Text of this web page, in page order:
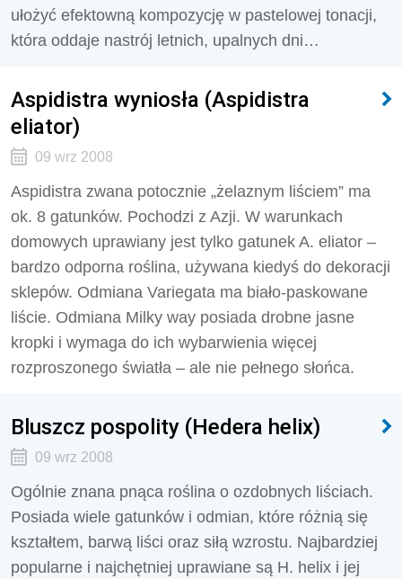
ułożyć efektowną kompozycję w pastelowej tonacji,
która oddaje nastrój letnich, upalnych dni…
Aspidistra wyniosła (Aspidistra
eliator)
09 wrz 2008
Aspidistra zwana potocznie „żelaznym liściem” ma
ok. 8 gatunków. Pochodzi z Azji. W warunkach
domowych uprawiany jest tylko gatunek A. eliator –
bardzo odporna roślina, używana kiedyś do dekoracji
sklepów. Odmiana Variegata ma biało-paskowane
liście. Odmiana Milky way posiada drobne jasne
kropki i wymaga do ich wybarwienia więcej
rozproszonego światła – ale nie pełnego słońca.
Bluszcz pospolity (Hedera helix)
09 wrz 2008
Ogólnie znana pnąca roślina o ozdobnych liściach.
Posiada wiele gatunków i odmian, które różnią się
kształtem, barwą liści oraz siłą wzrostu. Najbardziej
popularne i najchętniej uprawiane są H. helix i jej